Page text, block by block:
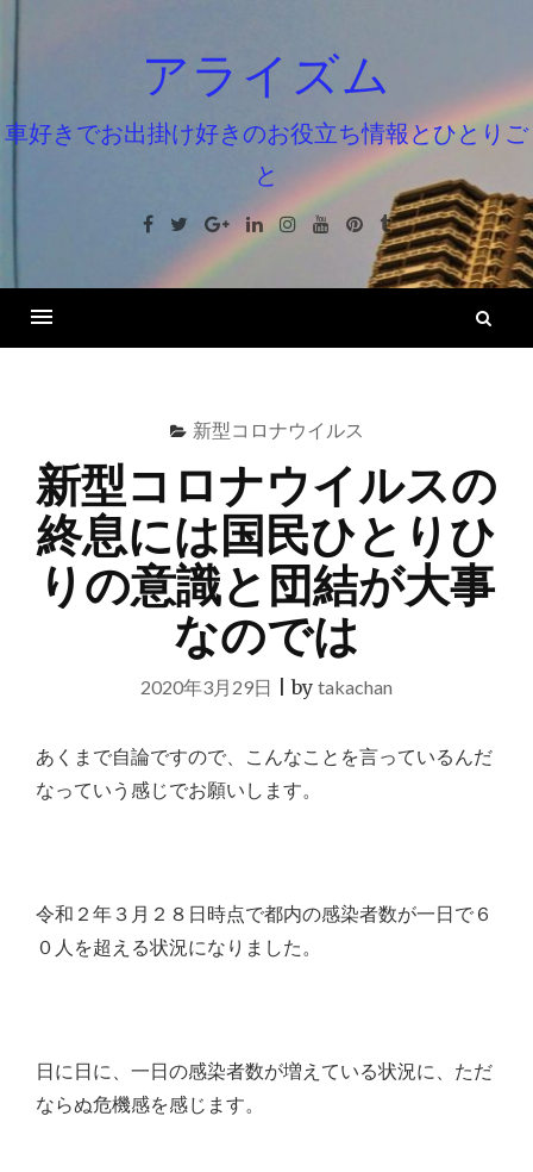
ン
ツ
ッ
アライズム
車好きでお出掛け好きのお役立ち情報とひとりご
と
Facebook
TwitterGoogle+LinkedinInstagramYoutube
Pinterest
Tumblr
新型コロナウイルス
新型コロナウイルスの
終息には国民ひとりひ
りの意識と団結が大事
なのでは
2020年3月29日 |by takachan
あくまで自論ですので、こんなことを言っているんだ
なっていう感じでお願いします。
令和２年３月２８日時点で都内の感染者数が一日で６
０人を超える状況になりました。
日に日に、一日の感染者数が増えている状況に、ただ
ならぬ危機感を感じます。